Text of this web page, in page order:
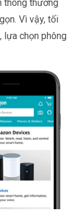
thông thường
Vì vậy, tối
lựa chọn phông